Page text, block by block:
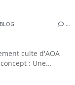
…
culte d'AOA
: Une...